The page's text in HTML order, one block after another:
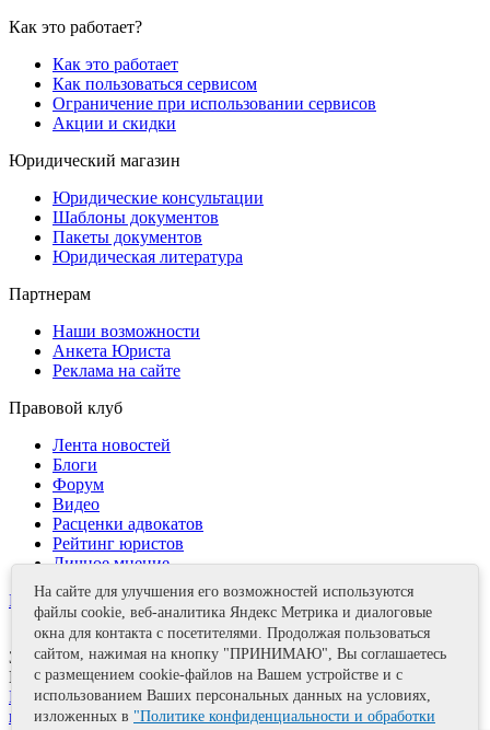
Как это работает?
Как это работает
Как пользоваться сервисом
Ограничение при использовании сервисов
Акции и скидки
Юридический магазин
Юридические консультации
Шаблоны документов
Пакеты документов
Юридическая литература
Партнерам
Наши возможности
Анкета Юриста
Реклама на сайте
Правовой клуб
Лента новостей
Блоги
Форум
Видео
Расценки адвокатов
Рейтинг юристов
Личное мнение
Контакты
Задать вопрос
Поделиться
Политика информационной безопасности Правила
использования материалов
На сайте для улучшения его возможностей используются
файлы cookie, веб-аналитика Яндекс Метрика и диалоговые
окна для контакта с посетителями. Продолжая пользоваться
сайтом, нажимая на кнопку "ПРИНИМАЮ", Вы соглашаетесь
с размещением cookie-файлов на Вашем устройстве и с
использованием Ваших персональных данных на условиях,
изложенных в "Политике конфиденциальности и обработки